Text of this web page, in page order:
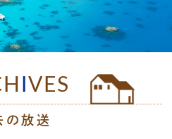
IVES
の放送